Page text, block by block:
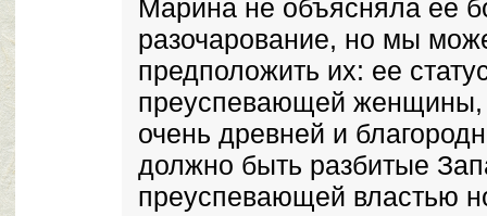
Марина не объясняла ее
разочарование, но мы
предположить их: ее
преуспевающей женщины,
очень древней и
должно быть разбитые
преуспевающей властью